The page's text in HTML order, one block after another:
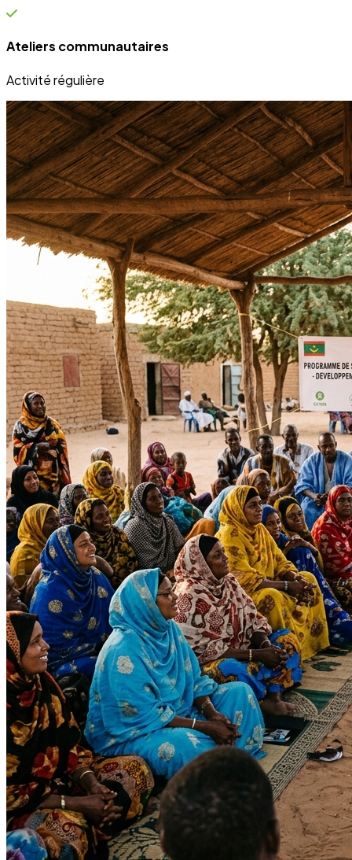
Impact Direct
+150
Interventions réussies cette année.
Blog & Actualités
Dernières nouvelles du terrain
Toute l'actualité